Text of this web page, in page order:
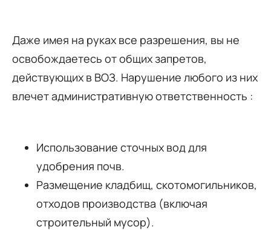
Даже имея на руках все разрешения, вы не
освобождаетесь от общих запретов,
действующих в ВОЗ. Нарушение любого из них
влечет административную ответственность :
Использование сточных вод для
удобрения почв.
Размещение кладбищ, скотомогильников,
отходов производства (включая
строительный мусор).